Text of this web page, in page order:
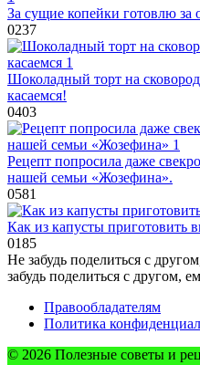
За сущие копейки готовлю за
0237
Шоколадный торт на
касаемся!
0403
Рецепт попросила даже
нашей семьи «Жозефина».
0581
Как из капусты приготовить
0185
Не забудь поделиться с
забудь поделиться с другом,
Правообладателям
Политика
© 2026 Полезные советы и